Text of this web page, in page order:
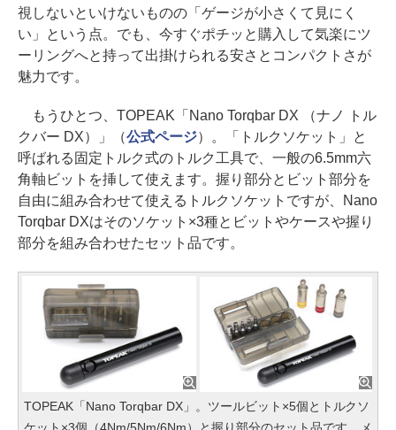
視しないといけないものの「ゲージが小さくて見にく
い」という点。でも、今すぐポチッと購入して気楽にツ
ーリングへと持って出掛けられる安さとコンパクトさが
魅力です。
もうひとつ、TOPEAK「Nano Torqbar DX （ナノ トル
クバー DX）」（公式ページ）。「トルクソケット」と
呼ばれる固定トルク式のトルク工具で、一般の6.5mm六
角軸ビットを挿して使えます。握り部分とビット部分を
自由に組み合わせて使えるトルクソケットですが、Nano
Torqbar DXはそのソケット×3種とビットやケースや握り
部分を組み合わせたセット品です。
TOPEAK「Nano Torqbar DX」。ツールビット×5個とトルクソ